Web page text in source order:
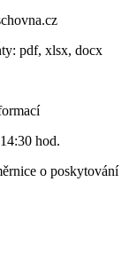
pdf, xlsx, docx
hod.
o poskytování